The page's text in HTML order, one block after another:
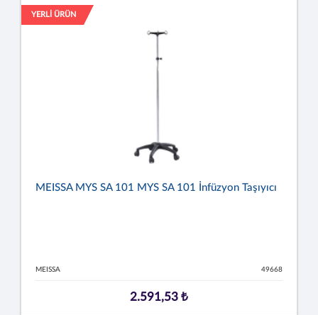
YERLİ ÜRÜN
MEISSA MYS SA 101 MYS SA 101 İnfüzyon Taşıyıcı
MEISSA 49668
2.591,53 ₺